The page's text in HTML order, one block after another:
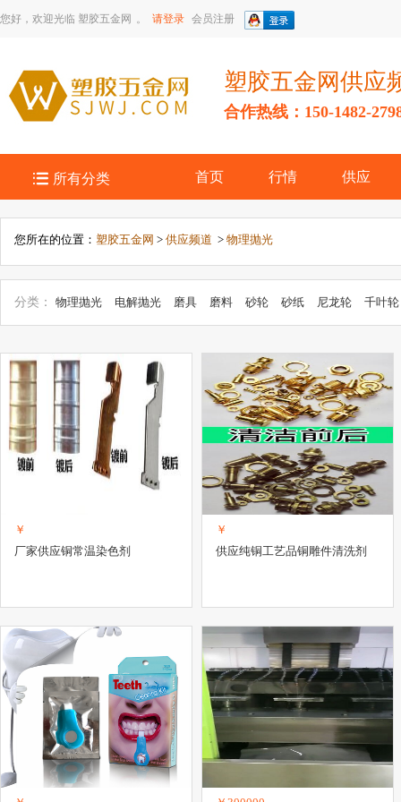
您好，欢迎光临 塑胶五金网 。 请登录 会员注册
塑胶五金网供应
合作热线：150-1482-
 所有分类 首页 行情 供应
您所在的位置： 塑胶五金网 > 供应频道 > 物理抛光
分类： 物理抛光 电解抛光 磨具 磨料 砂轮 砂纸 尼龙轮 千叶轮
￥
厂家供应铜常温染色剂
￥
供应纯铜工艺品铜雕件清洗剂